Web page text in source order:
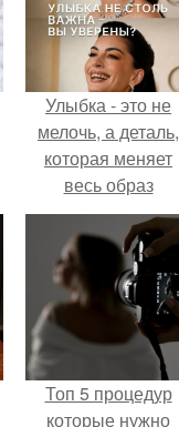
Улыбка - это не
мелочь, а деталь,
которая меняет
весь образ
человека.
Топ 5 процедур
которые нужно